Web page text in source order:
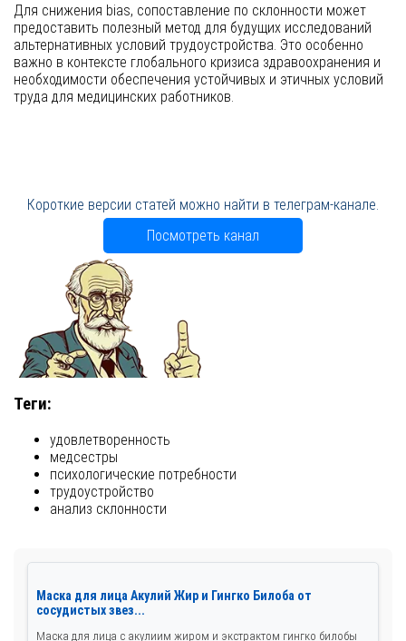
Для снижения bias, сопоставление по склонности может
предоставить полезный метод для будущих исследований
альтернативных условий трудоустройства. Это особенно
важно в контексте глобального кризиса здравоохранения и
необходимости обеспечения устойчивых и этичных условий
труда для медицинских работников.
Короткие версии статей можно найти в телеграм-канале.
Посмотреть канал
Теги:
удовлетворенность
медсестры
психологические потребности
трудоустройство
анализ склонности
Маска для лица Акулий Жир и Гингко Билоба от
сосудистых звез...
Маска для лица с акулиим жиром и экстрактом гингко билобы